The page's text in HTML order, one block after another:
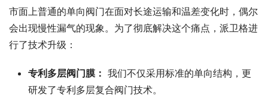
市面上普通的单向阀门在面对长途运输和温差变化时，偶尔
会出现慢性漏气的现象。为了彻底解决这个痛点，派卫格进
行了技术升级：
专利多层阀门膜： 我们不仅采用标准的单向结构，更
研发了专利多层复合阀门技术。